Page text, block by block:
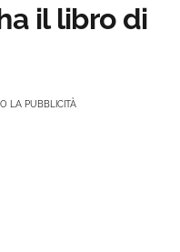
il libro di
LA PUBBLICITÀ